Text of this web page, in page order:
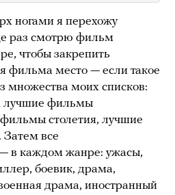
ногами я перехожу
раз смотрю фильм
чтобы закрепить
фильма место — если такое
множества моих списков:
лучшие фильмы
столетия, лучшие
все
в каждом жанре: ужасы,
боевик, драма,
драма, иностранный